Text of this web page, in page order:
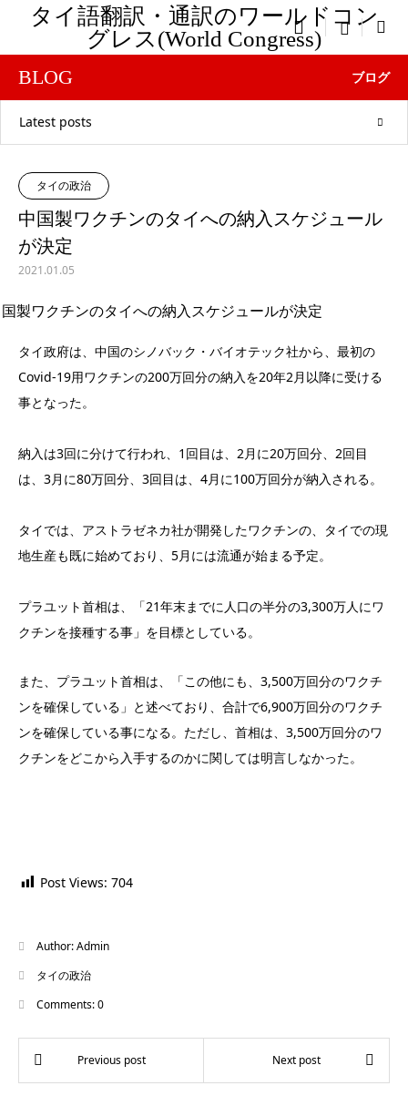
タイ語翻訳・通訳のワールドコン
グレス(World Congress)
 menu
BLOG ブログ
Latest posts
タイの政治
中国製ワクチンのタイへの納入スケジュール
が決定
2021.01.05
タイ政府は、中国のシノバック・バイオテック社から、最初の
Covid-19用ワクチンの200万回分の納入を20年2月以降に受ける
事となった。
納入は3回に分けて行われ、1回目は、2月に20万回分、2回目
は、3月に80万回分、3回目は、4月に100万回分が納入される。
タイでは、アストラゼネカ社が開発したワクチンの、タイでの現
地生産も既に始めており、5月には流通が始まる予定。
プラユット首相は、「21年末までに人口の半分の3,300万人にワ
クチンを接種する事」を目標としている。
また、プラユット首相は、「この他にも、3,500万回分のワクチ
ンを確保している」と述べており、合計で6,900万回分のワクチ
ンを確保している事になる。ただし、首相は、3,500万回分のワ
クチンをどこから入手するのかに関しては明言しなかった。
Post Views: 704
Author:Admin
タイの政治
Comments:0